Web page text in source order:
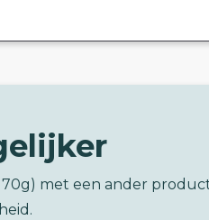
met een ander